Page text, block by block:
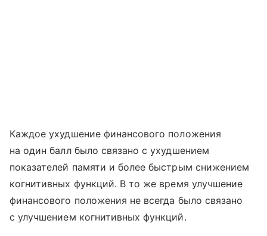
Каждое ухудшение финансового положения
на один балл было связано с ухудшением
показателей памяти и более быстрым снижением
когнитивных функций. В то же время улучшение
финансового положения не всегда было связано
с улучшением когнитивных функций.